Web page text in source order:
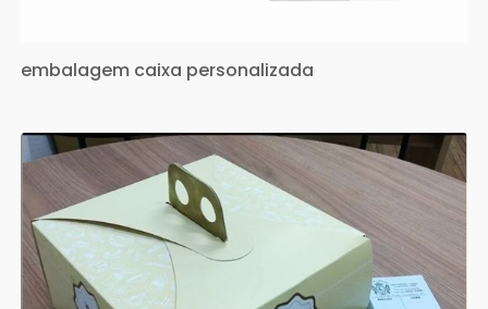
embalagem caixa personalizada